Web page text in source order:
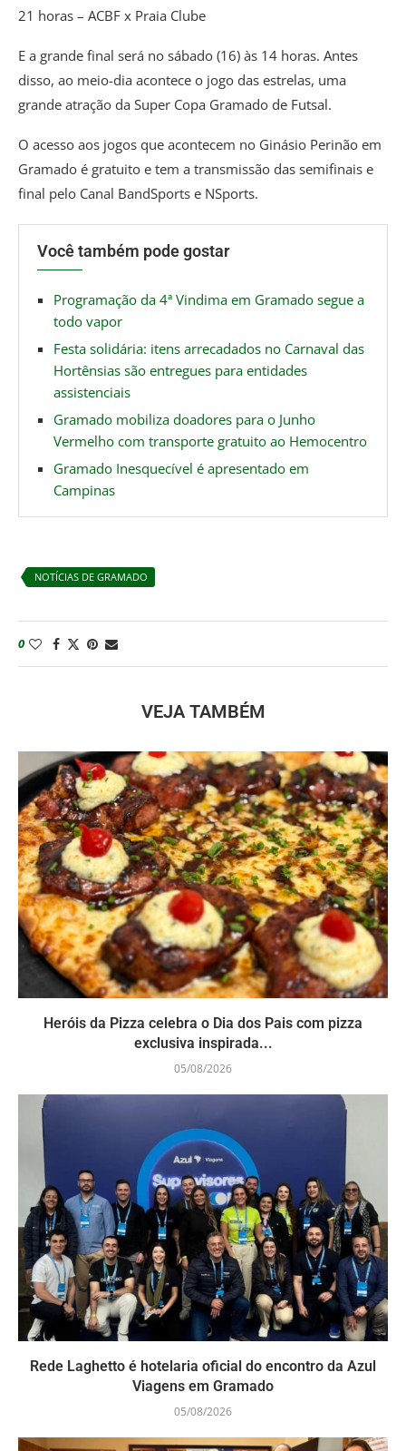
21 horas – ACBF x Praia Clube
E a grande final será no sábado (16) às 14 horas. Antes
disso, ao meio-dia acontece o jogo das estrelas, uma
grande atração da Super Copa Gramado de Futsal.
O acesso aos jogos que acontecem no Ginásio Perinão em
Gramado é gratuito e tem a transmissão das semifinais e
final pelo Canal BandSports e NSports.
Você também pode gostar
Programação da 4ª Vindima em Gramado segue a
todo vapor
Festa solidária: itens arrecadados no Carnaval das
Hortênsias são entregues para entidades
assistenciais
Gramado mobiliza doadores para o Junho
Vermelho com transporte gratuito ao Hemocentro
Gramado Inesquecível é apresentado em
Campinas
NOTÍCIAS DE GRAMADO
0
VEJA TAMBÉM
Heróis da Pizza celebra o Dia dos Pais com pizza
exclusiva inspirada...
05/08/2026
Rede Laghetto é hotelaria oficial do encontro da Azul
Viagens em Gramado
05/08/2026